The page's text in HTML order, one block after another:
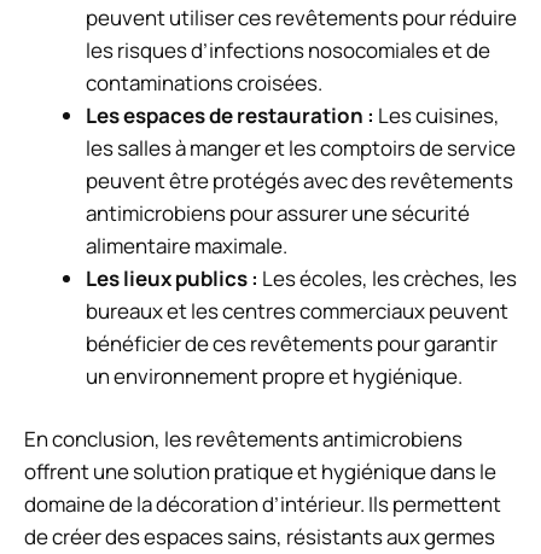
peuvent utiliser ces revêtements pour réduire
les risques d’infections nosocomiales et de
contaminations croisées.
Les espaces de restauration : Les cuisines,
les salles à manger et les comptoirs de service
peuvent être protégés avec des revêtements
antimicrobiens pour assurer une sécurité
alimentaire maximale.
Les lieux publics : Les écoles, les crèches, les
bureaux et les centres commerciaux peuvent
bénéficier de ces revêtements pour garantir
un environnement propre et hygiénique.
En conclusion, les revêtements antimicrobiens
offrent une solution pratique et hygiénique dans le
domaine de la décoration d’intérieur. Ils permettent
de créer des espaces sains, résistants aux germes